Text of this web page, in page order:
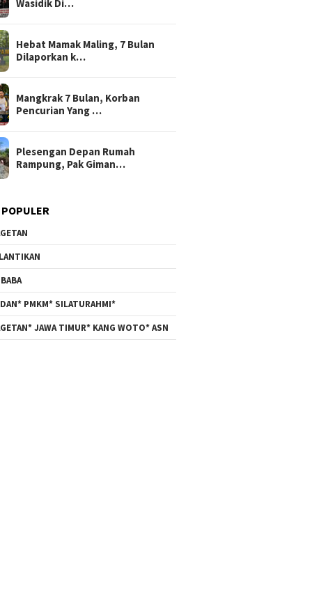
Wasidik Di…
Hebat Mamak Maling, 7 Bulan
Dilaporkan k…
Mangkrak 7 Bulan, Korban
Pencurian Yang …
Plesengan Depan Rumah
Rampung, Pak Giman…
PMKM* SILATURAHMI*
JAWA TIMUR* KANG WOTO* ASN